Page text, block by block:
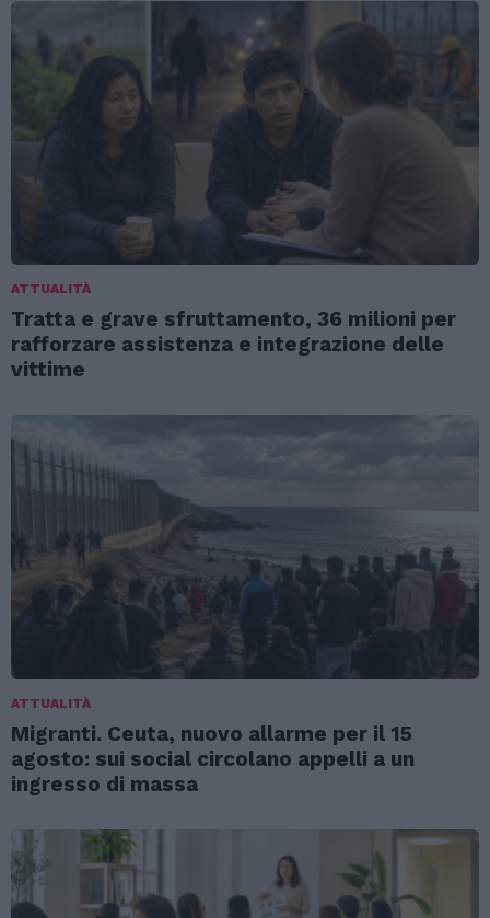
ATTUALITÀ
Tratta e grave sfruttamento, 36 milioni per
rafforzare assistenza e integrazione delle
vittime
ATTUALITÀ
Migranti. Ceuta, nuovo allarme per il 15
agosto: sui social circolano appelli a un
ingresso di massa